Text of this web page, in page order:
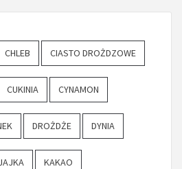
CHLEB CIASTO DROŻDZOWE
CUKINIA CYNAMON
DROŻDŻE DYNIA
KAKAO